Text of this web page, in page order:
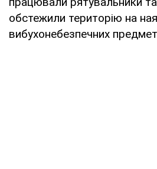
обстежили територію на
вибухонебезпечних